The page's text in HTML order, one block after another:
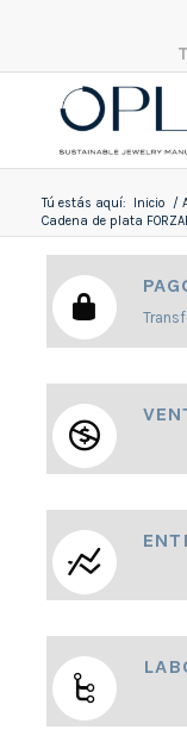
Tú estás aquí: Inicio /
Cadena de plata